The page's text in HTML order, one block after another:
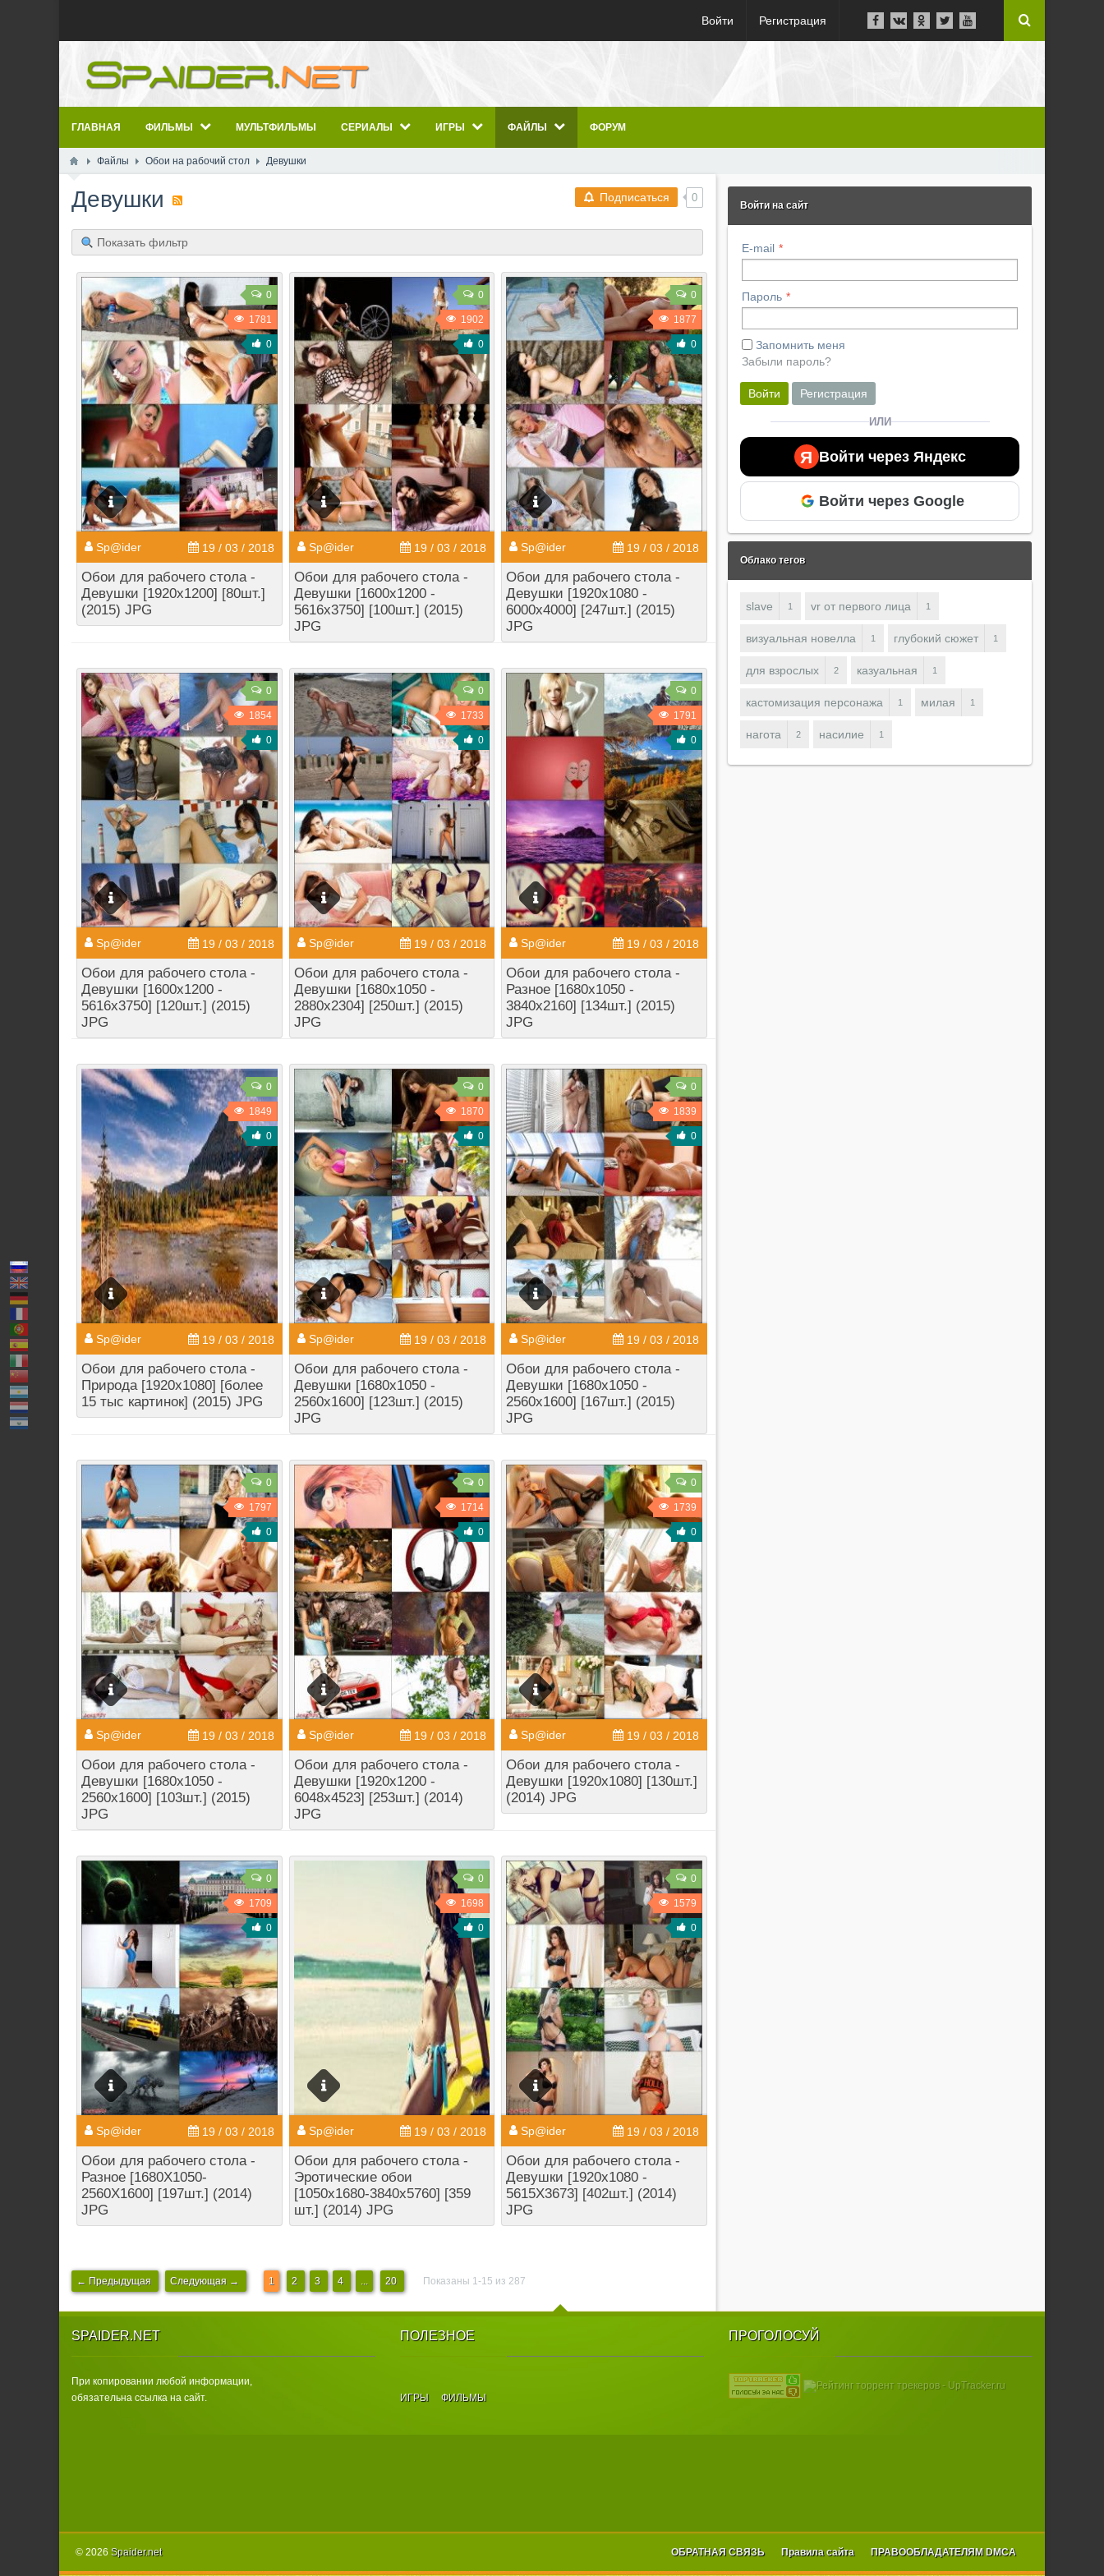
Войти Регистрация
ГЛАВНАЯ ФИЛЬМЫ МУЛЬТФИЛЬМЫ СЕРИАЛЫ ИГРЫ ФАЙЛЫ ФОРУМ
Файлы Обои на рабочий стол Девушки
Подписаться 0
Девушки
Показать фильтр
0
1781
0
Sp@ider 19 / 03 / 2018
Обои для рабочего стола -
Девушки [1920x1200] [80шт.]
(2015) JPG
0
1902
0
Sp@ider 19 / 03 / 2018
Обои для рабочего стола -
Девушки [1600x1200 -
5616x3750] [100шт.] (2015)
JPG
0
1877
0
Sp@ider 19 / 03 / 2018
Обои для рабочего стола -
Девушки [1920x1080 -
6000x4000] [247шт.] (2015)
JPG
0
1854
0
Sp@ider 19 / 03 / 2018
Обои для рабочего стола -
Девушки [1600x1200 -
5616x3750] [120шт.] (2015)
JPG
0
1733
0
Sp@ider 19 / 03 / 2018
Обои для рабочего стола -
Девушки [1680x1050 -
2880x2304] [250шт.] (2015)
JPG
0
1791
0
Sp@ider 19 / 03 / 2018
Обои для рабочего стола -
Разное [1680x1050 -
3840x2160] [134шт.] (2015)
JPG
0
1849
0
Sp@ider 19 / 03 / 2018
Обои для рабочего стола -
Природа [1920x1080] [более
15 тыс картинок] (2015) JPG
0
1870
0
Sp@ider 19 / 03 / 2018
Обои для рабочего стола -
Девушки [1680x1050 -
2560x1600] [123шт.] (2015)
JPG
0
1839
0
Sp@ider 19 / 03 / 2018
Обои для рабочего стола -
Девушки [1680x1050 -
2560x1600] [167шт.] (2015)
JPG
0
1797
0
Sp@ider 19 / 03 / 2018
Обои для рабочего стола -
Девушки [1680x1050 -
2560x1600] [103шт.] (2015)
JPG
0
1714
0
Sp@ider 19 / 03 / 2018
Обои для рабочего стола -
Девушки [1920x1200 -
6048x4523] [253шт.] (2014)
JPG
0
1739
0
Sp@ider 19 / 03 / 2018
Обои для рабочего стола -
Девушки [1920x1080] [130шт.]
(2014) JPG
0
1709
0
Sp@ider 19 / 03 / 2018
Обои для рабочего стола -
Разное [1680X1050-
2560X1600] [197шт.] (2014)
JPG
0
1698
0
Sp@ider 19 / 03 / 2018
Обои для рабочего стола -
Эротические обои
[1050x1680-3840x5760] [359
шт.] (2014) JPG
0
1579
0
Sp@ider 19 / 03 / 2018
Обои для рабочего стола -
Девушки [1920x1080 -
5615X3673] [402шт.] (2014)
JPG
← Предыдущая Следующая → 1 2 3 4 ... 20 Показаны 1-15 из 287
Войти на сайт
E-mail
Пароль
Запомнить меня
Забыли пароль?
Войти Регистрация
ИЛИ
Я Войти через Яндекс
Войти через Google
Облако тегов
slave 1 vr от первого лица 1
визуальная новелла 1 глубокий сюжет 1
для взрослых 2 казуальная 1
кастомизация персонажа 1 милая 1
нагота 2 насилие 1
SPAIDER.NET
При копировании любой информации,
обязательна ссылка на сайт.
ПОЛЕЗНОЕ
ИГРЫ ФИЛЬМЫ
ПРОГОЛОСУЙ
© 2026 Spаider.net ОБРАТНАЯ СВЯЗЬ Правила сайта ПРАВООБЛАДАТЕЛЯМ DMCA